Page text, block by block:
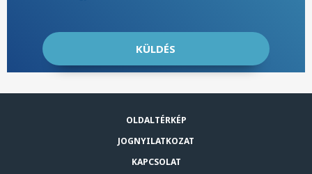
OLDALTÉRKÉP
JOGNYILATKOZAT
KAPCSOLAT